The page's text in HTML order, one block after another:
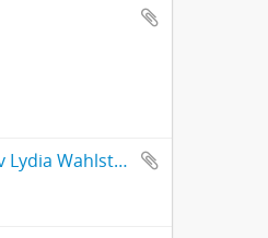
Barndomsalster (berättelser, skådespel, predikningar, tidningar och ordensregler skrivna av Lydia Wahlström under barndomen samt barndomsteckningar, album med frågeformulär och bokmärken)